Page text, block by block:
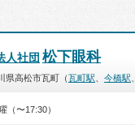
人社団 松下眼科
県高松市瓦町（瓦町駅 今橋駅
（〜17:30）